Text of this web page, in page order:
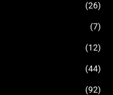
(26)
(7)
(12)
(44)
(92)